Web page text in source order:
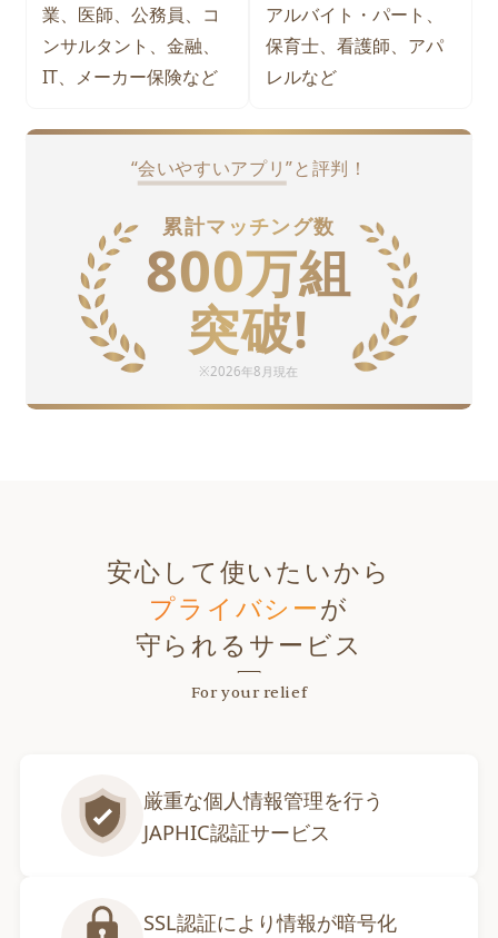
業、医師、公務員、コ
ンサルタント、金融、
IT、メーカー保険など
アルバイト・パート、
保育士、看護師、アパ
レルなど
“会いやすいアプリ”と評判！
累計マッチング数
800万組
突破!
※2026年8月現在
安心して使いたいから
プライバシーが
守られるサービス
For your relief
厳重な個人情報管理を行う
JAPHIC認証サービス
SSL認証により情報が暗号化